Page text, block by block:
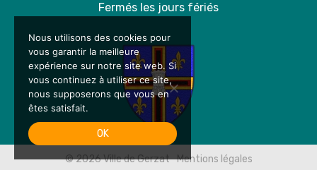
Fermés les jours fériés
© 2026Ville de Gerzat Mentions légales
Nous utilisons des cookies pour
vous garantir la meilleure
expérience sur notre site web. Si
vous continuez à utiliser ce site,
nous supposerons que vous en
êtes satisfait.
OK